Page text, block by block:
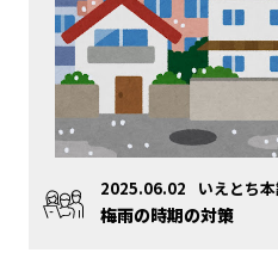
2025.06.02 いえとち
梅雨の時期の対策